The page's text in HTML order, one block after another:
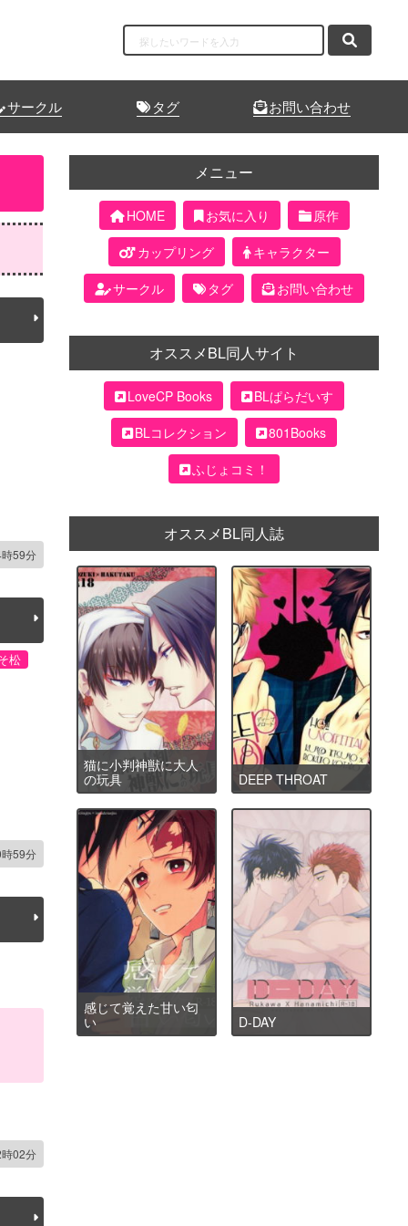
サークル タグ お問い合わせ
59分
松
59分
02分
メニュー
HOME お気に入り
原作
カップリング
キャラクター
サークル
タグ お問い合わせ
オススメBL同人サイト
LoveCP Books
BLぱらだいす
BLコレクション
801Books
ふじょコミ！
オススメBL同人誌
猫に小判神獣に大人
の玩具
DEEP THROAT
感じて覚えた甘い匂
い
D-DAY